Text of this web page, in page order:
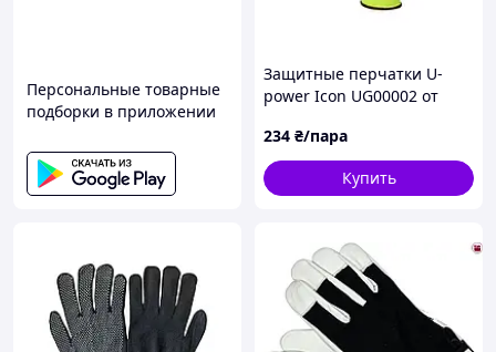
Персональные товарные
подборки в приложении
Защитные перчатки U-
power Icon UG00002 от
рисков, высокий уровень
тактильности
234 ₴/пара
Купить